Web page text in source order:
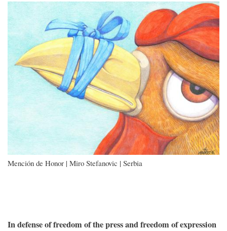
Mención de Honor | Miro Stefanovic | Serbia
In defense of freedom of the press and freedom of expression